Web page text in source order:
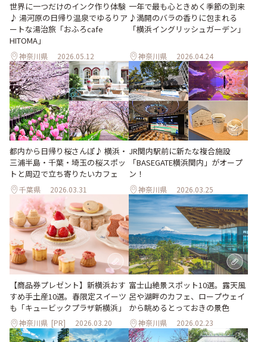
世界に一つだけのインク作り体験
♪ 湯河原の日帰り温泉でゆるりア
ートな湯治旅「おふろcafe
HITOMA」
神奈川県 2026.05.12
一年で最も心ときめく季節の到来
♪満開のバラの香りに包まれる
「横浜イングリッシュガーデン」
神奈川県 2026.04.24
都内から日帰り桜さんぽ♪ 横浜・
三浦半島・千葉・埼玉の桜スポッ
トと周辺で立ち寄りたいカフェ
千葉県 2026.03.31
JR関内駅前に新たな複合施設
「BASEGATE横浜関内」がオープ
ン！
神奈川県 2026.03.25
【商品券プレゼント】新横浜おす
すめ手土産10選。春限定スイーツ
も「キュービックプラザ新横浜」
神奈川県 [PR] 2026.03.20
富士山絶景スポット10選。露天風
呂や湖畔のカフェ、ロープウェイ
から眺めるとっておきの景色
神奈川県 2026.02.23